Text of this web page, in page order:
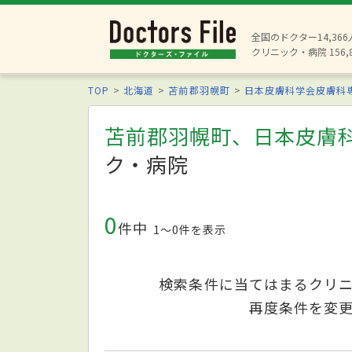
全国のドクター14,366
クリニック・病院
TOP 北海道 苫前郡羽幌町 日本皮膚科学会皮膚科
苫前郡羽幌町、日本皮膚
ク・病院
0件中 1〜0件を表示
検索条件に当てはまるクリ
再度条件を変